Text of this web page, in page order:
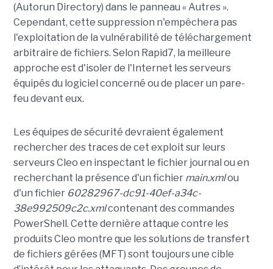
(Autorun Directory) dans le panneau « Autres ».
Cependant, cette suppression n'empêchera pas
l'exploitation de la vulnérabilité de téléchargement
arbitraire de fichiers. Selon Rapid7, la meilleure
approche est d'isoler de l'Internet les serveurs
équipés du logiciel concerné ou de placer un pare-
feu devant eux.
Les équipes de sécurité devraient également
rechercher des traces de cet exploit sur leurs
serveurs Cleo en inspectant le fichier journal ou en
recherchant la présence d'un fichier main.xmlou
d'un fichier 60282967-dc91-40ef-a34c-
38e992509c2c.xmlcontenant des commandes
PowerShell. Cette dernière attaque contre les
produits Cleo montre que les solutions de transfert
de fichiers gérées (MFT) sont toujours une cible